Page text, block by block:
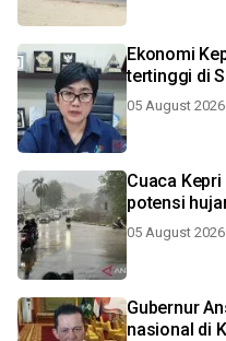
Ekonomi
tertinggi di
05 August 2026
Cuaca
potensi
05 August 2026
Gubernur
nasional di